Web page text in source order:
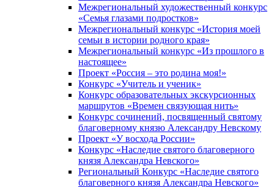
Межрегиональный художественный конкурс
«Семья глазами подростков»
Межрегиональный конкурс «История моей
семьи в истории родного края»
Межрегиональный конкурс «Из прошлого в
настоящее»
Проект «Россия – это родина моя!»
Конкурс «Учитель и ученик»
Конкурс образовательных экскурсионных
маршрутов «Времен связующая нить»
Конкурс сочинений, посвященный святому
благоверному князю Александру Невскому
Проект «У восхода России»
Конкурс «Наследие святого благоверного
князя Александра Невского»
Региональный Конкурс «Наследие святого
благоверного князя Александра Невского»